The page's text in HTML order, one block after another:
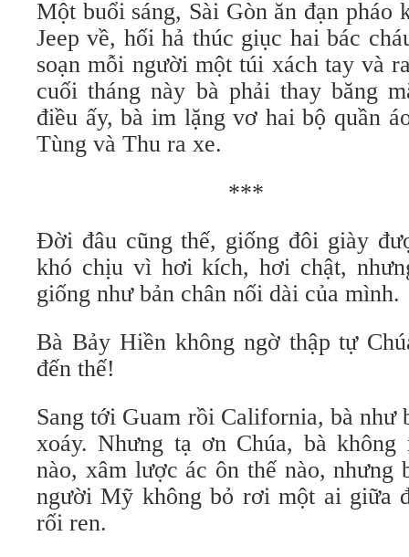
Một buổi sáng, Sài Gòn ăn đạn
Jeep về, hối hả thúc giục hai bác
soạn mỗi người một túi xách tay và
cuối tháng này bà phải thay băng
điều ấy, bà im lặng vơ hai bộ quần
Tùng và Thu ra xe.
Đời đâu cũng thế, giống đôi giày
khó chịu vì hơi kích, hơi chật,
giống như bản chân nối dài của mình.
Bà Bảy Hiền không ngờ thập tự
đến thế!
Sang tới Guam rồi California, bà
xoáy. Nhưng tạ ơn Chúa, bà
nào, xâm lược ác ôn thế nào, nhưng
người Mỹ không bỏ rơi một ai giữa
rối ren.